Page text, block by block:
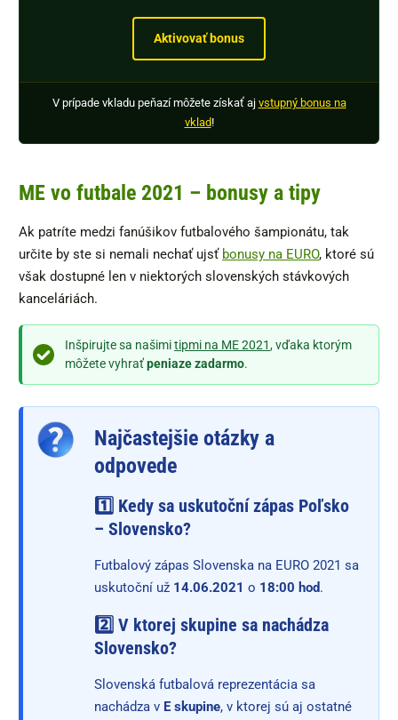
Aktivovať bonus
V prípade vkladu peňazí môžete získať aj vstupný bonus na
vklad!
ME vo futbale 2021 – bonusy a tipy
Ak patríte medzi fanúšikov futbalového šampionátu, tak
určite by ste si nemali nechať ujsť bonusy na EURO, ktoré sú
však dostupné len v niektorých slovenských stávkových
kanceláriách.
Inšpirujte sa našimitipmi na ME 2021, vďaka ktorým
môžete vyhraťpeniaze zadarmo.
Najčastejšie otázky a
odpovede
1️⃣ Kedy sa uskutoční zápas Poľsko
– Slovensko?
Futbalový zápas Slovenska na EURO 2021 sa
uskutoční už 14.06.2021 o 18:00 hod.
2️⃣ V ktorej skupine sa nachádza
Slovensko?
Slovenská futbalová reprezentácia sa
nachádza v E skupine, v ktorej sú aj ostatné